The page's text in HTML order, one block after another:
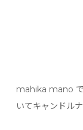
mahika mano で
いてキャンドル